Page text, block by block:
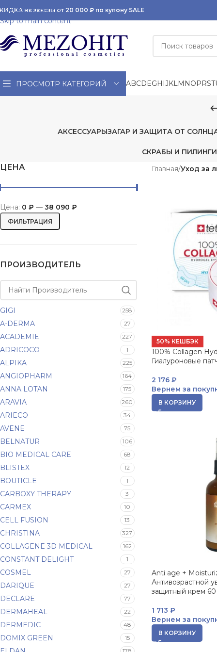
Skip to navigation
Skip to main content
на заказы от 20 000 ₽ по купону SALE
ПРОСМОТР КАТЕГОРИЙ ABCDEGH IJKL M NOPRST
АКСЕССУАРЫЗАГАР И ЗАЩИТА ОТ
СКРАБЫ И
ЦЕНА
ФИЛЬТРАЦИЯ
Цена: 0 ₽ — 38 090 ₽
ПРОИЗВОДИТЕЛЬ
GIGI 258
A-DERMA 27
ACADEMIE 227
ADRICOCO 1
ALPIKA 225
ANGIOPHARM 164
ANNA LOTAN 175
ARAVIA 260
ARIECO 34
AVENE 75
BELNATUR 106
BIO MEDICAL CARE 68
BLISTEX 12
BOUTICLE 1
CARBOXY THERAPY 3
CARMEX 10
CELL FUSION 13
CHRISTINA 327
COLLAGENE 3D MEDICAL 162
CONSTANT DELIGHT 1
COSMEL 27
DARIQUE 27
DECLARE 77
DERMAHEAL 22
DERMEDIC 48
DOMIX GREEN 15
Главная/Уход за
50% КЕШБЭК
100% Collagen
Гиалуроновые
2 176 ₽
Вернем за
В КОРЗИНУ
Anti age +
Антивозрастной
защитный крем
1 713 ₽
Вернем за
В КОРЗИНУ